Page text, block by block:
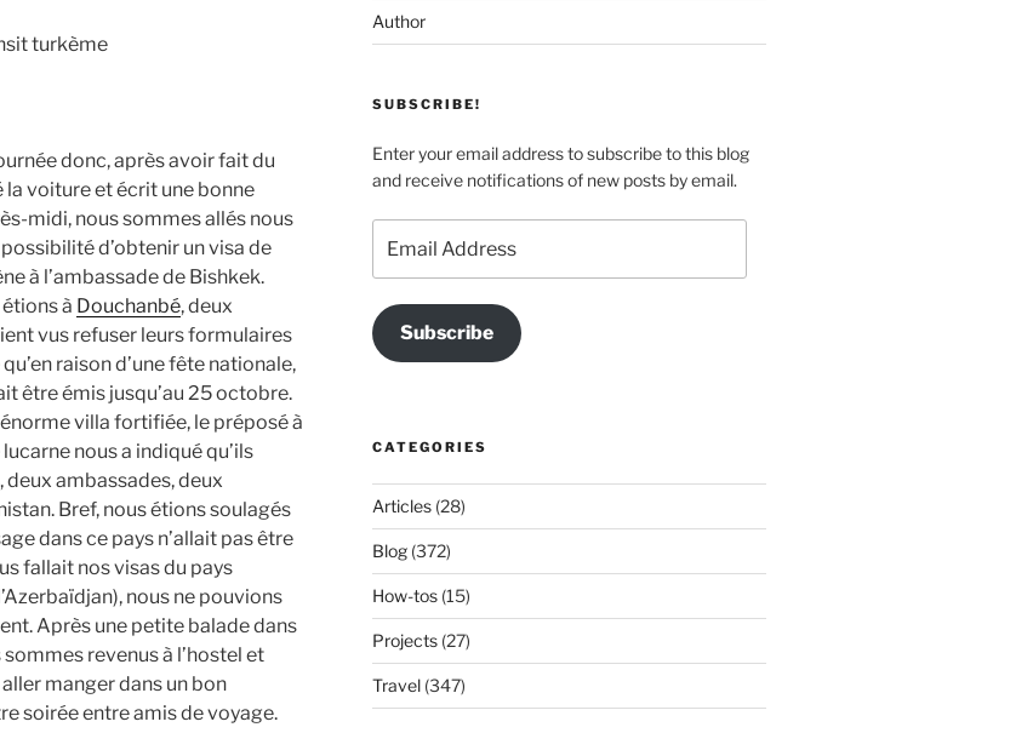
turkème
donc, après avoir fait du
la voiture et écrit une bonne
midi, nous sommes allés nous
d’obtenir un visa de
à l’ambassade de Bishkek.
à Douchanbé, deux
vus refuser leurs formulaires
raison d’une fête nationale,
être émis jusqu’au 25 octobre.
villa fortifiée, le préposé à
nous a indiqué qu’ils
ambassades, deux
Bref, nous étions soulagés
dans ce pays n’allait pas être
fallait nos visas du pays
nous ne pouvions
Après une petite balade dans
revenus à l’hostel et
manger dans un bon
soirée entre amis de voyage.
Author
SUBSCRIBE!
Enter your email address to subscribe to this blog
and receive notifications of new posts by email.
Address
Subscribe
CATEGORIES
Articles(28)
Blog(372)
How-tos(15)
Projects(27)
Travel(347)